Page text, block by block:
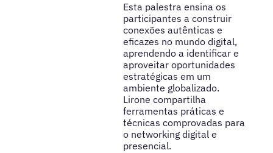
Esta palestra ensina os
participantes a construir
conexões autênticas e
eficazes no mundo digital,
aprendendo a identificar e
aproveitar oportunidades
estratégicas em um
ambiente globalizado.
Lirone compartilha
ferramentas práticas e
técnicas comprovadas para
o networking digital e
presencial.